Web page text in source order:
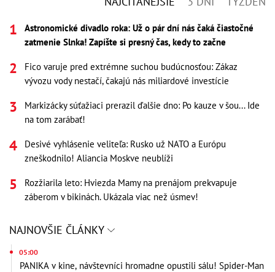
Astronomické divadlo roka: Už o pár dní nás čaká čiastočné
zatmenie Slnka! Zapíšte si presný čas, kedy to začne
Fico varuje pred extrémne suchou budúcnosťou: Zákaz
vývozu vody nestačí, čakajú nás miliardové investície
Markizácky súťažiaci prerazil ďalšie dno: Po kauze v šou... Ide
na tom zarábať!
Desivé vyhlásenie veliteľa: Rusko už NATO a Európu
zneškodnilo! Aliancia Moskve neublíži
Rozžiarila leto: Hviezda Mamy na prenájom prekvapuje
záberom v bikinách. Ukázala viac než úsmev!
NAJNOVŠIE ČLÁNKY
05:00
PANIKA v kine, návštevníci hromadne opustili sálu! Spider-Man